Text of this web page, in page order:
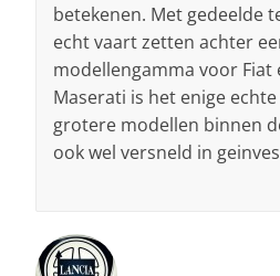
betekenen. Met gedeelde
echt vaart zetten achter
modellengamma voor Fiat
Maserati is het enige
grotere modellen binnen
ook wel versneld in